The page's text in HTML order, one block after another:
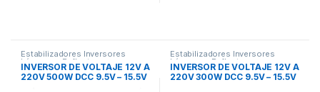
Estabilizadores Inversores
Lámparas Reflectores
INVERSOR DE VOLTAJE 12V A
220V 500W DCC 9.5V – 15.5V
Estabilizadores Inversores
Lámparas Reflectores
INVERSOR DE VOLTAJE 12V A
220V 300W DCC 9.5V – 15.5V